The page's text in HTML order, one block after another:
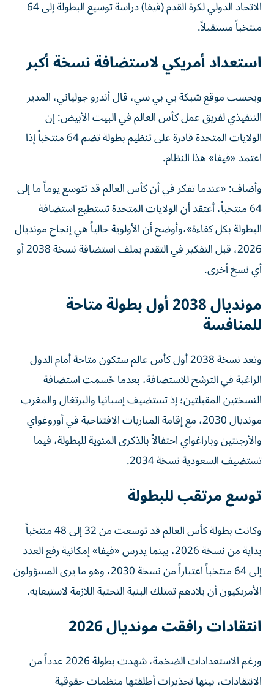
الاتحاد الدولي لكرة القدم (فيفا) دراسة توسيع البطولة إلى 64
منتخباً مستقبلاً.
استعداد أمريكي لاستضافة نسخة أكبر
وبحسب موقع شبكة بي بي سي، قال أندرو جولياني، المدير
التنفيذي لفريق عمل كأس العالم في البيت الأبيض: إن
الولايات المتحدة قادرة على تنظيم بطولة تضم 64 منتخباً إذا
اعتمد «فيفا» هذا النظام.
وأضاف: «عندما تفكر في أن كأس العالم قد تتوسع يوماً ما إلى
64 منتخباً، أعتقد أن الولايات المتحدة تستطيع استضافة
البطولة بكل كفاءة»،وأوضح أن الأولوية حالياً هي إنجاح مونديال
2026، قبل التفكير في التقدم بملف استضافة نسخة 2038 أو
أي نسخ أخرى.
مونديال 2038 أول بطولة متاحة
للمنافسة
وتعد نسخة 2038 أول كأس عالم ستكون متاحة أمام الدول
الراغبة في الترشح للاستضافة، بعدما حُسمت استضافة
النسختين المقبلتين؛ إذ تستضيف إسبانيا والبرتغال والمغرب
مونديال 2030، مع إقامة المباريات الافتتاحية في أوروغواي
والأرجنتين وباراغواي احتفالاً بالذكرى المئوية للبطولة، فيما
تستضيف السعودية نسخة 2034.
توسع مرتقب للبطولة
وكانت بطولة كأس العالم قد توسعت من 32 إلى 48 منتخباً
بداية من نسخة 2026، بينما يدرس «فيفا» إمكانية رفع العدد
إلى 64 منتخباً اعتباراً من نسخة 2030، وهو ما يرى المسؤولون
الأمريكيون أن بلادهم تمتلك البنية التحتية اللازمة لاستيعابه.
انتقادات رافقت مونديال 2026
ورغم الاستعدادات الضخمة، شهدت بطولة 2026 عدداً من
الانتقادات، بينها تحذيرات أطلقتها منظمات حقوقية